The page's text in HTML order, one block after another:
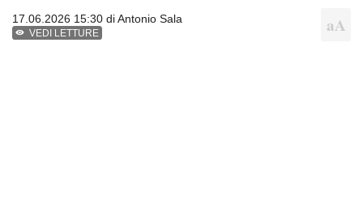
17.06.2026 15:30 diAntonio Sala
VEDI LETTURE